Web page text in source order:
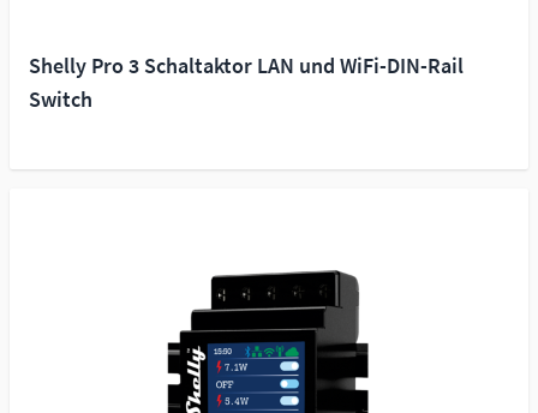
Shelly Pro 3 Schaltaktor LAN und WiFi-DIN-Rail
Switch